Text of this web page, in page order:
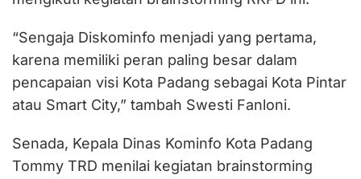
“Sengaja Diskominfo menjadi yang pertama,
karena memiliki peran paling besar dalam
pencapaian visi Kota Padang sebagai Kota Pintar
atau Smart City,” tambah Swesti Fanloni.
Senada, Kepala Dinas Kominfo Kota Padang
Tommy TRD menilai kegiatan brainstorming